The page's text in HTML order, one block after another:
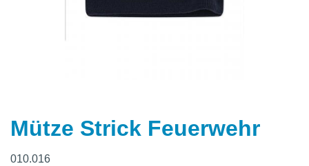
Mütze Strick Feuerwehr
010.016